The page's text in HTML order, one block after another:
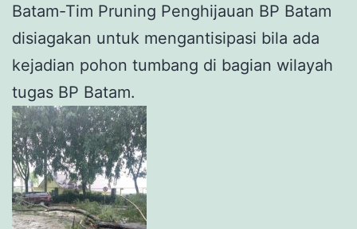
Batam-Tim Pruning Penghijauan BP Batam
disiagakan untuk mengantisipasi bila ada
kejadian pohon tumbang di bagian wilayah
tugas BP Batam.